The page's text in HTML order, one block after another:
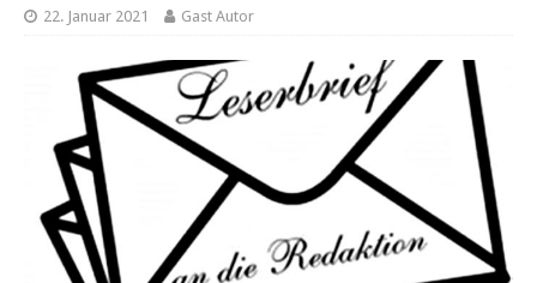
22. Januar 2021 Gast Autor